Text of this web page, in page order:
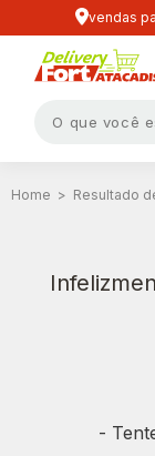
vendas
Resultado
-